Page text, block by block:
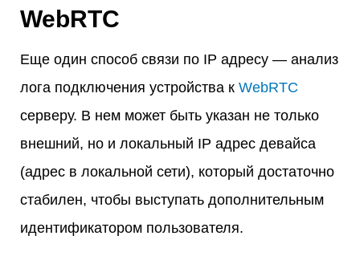
WebRTC
Еще один способ связи по IP адресу — анализ
лога подключения устройства к WebRTC
серверу. В нем может быть указан не только
внешний, но и локальный IP адрес девайса
(адрес в локальной сети), который достаточно
стабилен, чтобы выступать дополнительным
идентификатором пользователя.